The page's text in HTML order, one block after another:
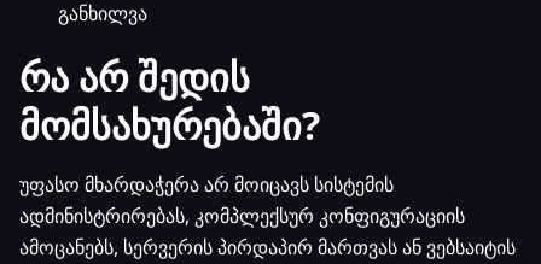
განხილვა
რა არ შედის
მომსახურებაში?
უფასო მხარდაჭერა არ მოიცავს სისტემის
ადმინისტრირებას, კომპლექსურ კონფიგურაციის
ამოცანებს, სერვერის პირდაპირ მართვას ან ვებსაიტის